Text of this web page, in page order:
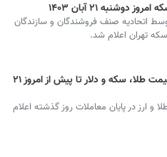
دوشنبه ۲۱ آبان ۱۴۰۳
اتحادیه صنف فروشندگان و سازندگان
تهران اعلام شد.
آخرین قیمت طلا، سکه و دلار تا پیش از امروز ۲۱
و ارز در پایان معاملات روز گذشته اعلام